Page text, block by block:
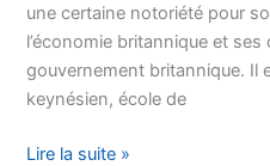
une certaine notoriété pour
l’économie britannique et ses
gouvernement britannique. Il
keynésien, école de
Biographie
Lire la suite »